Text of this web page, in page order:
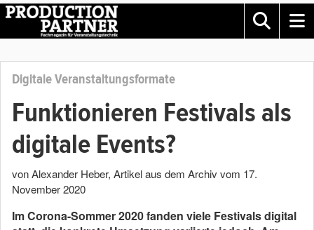
Digitale Veranstaltungsformate
Funktionieren Festivals als
digitale Events?
von Alexander Heber, Artikel aus dem Archiv vom 17.
November 2020
Im Corona-Sommer 2020 fanden viele Festivals digital